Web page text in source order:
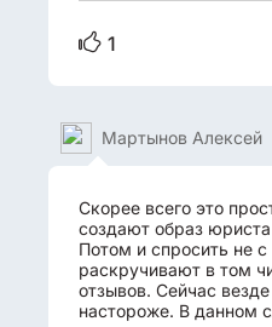
1
Мартынов Алексей
Скорее всего это
создают образ
Потом и спросить не с
раскручивают в том
отзывов. Сейчас
настороже. В данном